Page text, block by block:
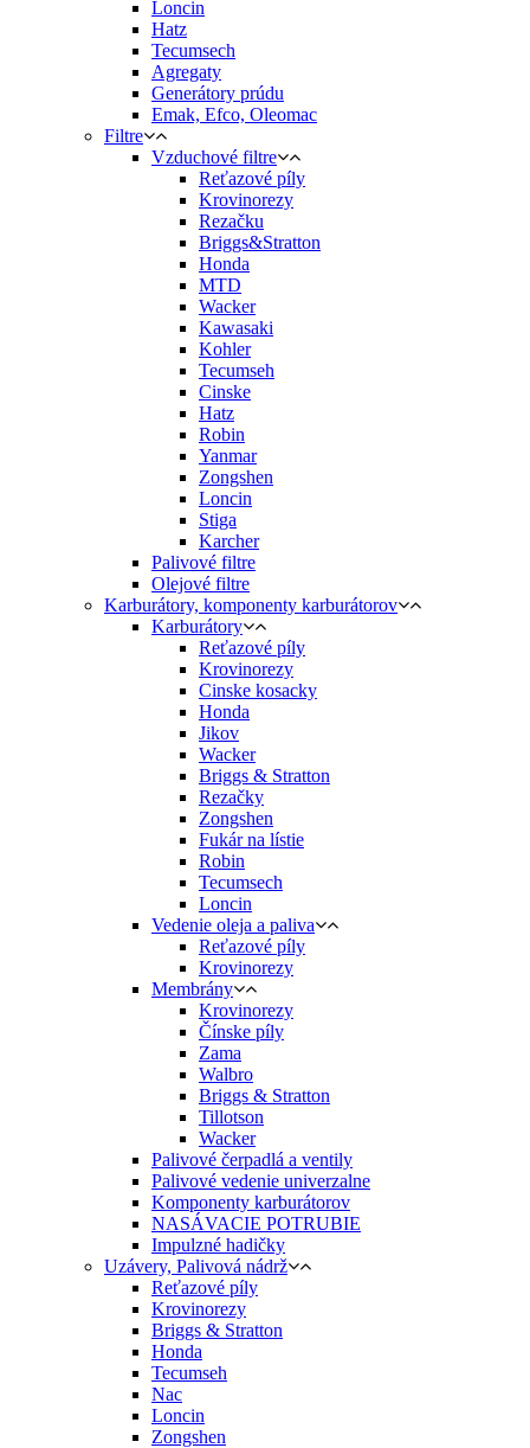
Loncin
Hatz
Tecumsech
Agregaty
Generátory prúdu
Emak, Efco, Oleomac
Filtre
Vzduchové filtre
Reťazové píly
Krovinorezy
Rezačku
Briggs&Stratton
Honda
MTD
Wacker
Kawasaki
Kohler
Tecumseh
Cinske
Hatz
Robin
Yanmar
Zongshen
Loncin
Stiga
Karcher
Palivové filtre
Olejové filtre
Karburátory, komponenty karburátorov
Karburátory
Reťazové píly
Krovinorezy
Cinske kosacky
Honda
Jikov
Wacker
Briggs & Stratton
Rezačky
Zongshen
Fukár na lístie
Robin
Tecumsech
Loncin
Vedenie oleja a paliva
Reťazové píly
Krovinorezy
Membrány
Krovinorezy
Čínske píly
Zama
Walbro
Briggs & Stratton
Tillotson
Wacker
Palivové čerpadlá a ventily
Palivové vedenie univerzalne
Komponenty karburátorov
NASÁVACIE POTRUBIE
Impulzné hadičky
Uzávery, Palivová nádrž
Reťazové píly
Krovinorezy
Briggs & Stratton
Honda
Tecumseh
Nac
Loncin
Zongshen